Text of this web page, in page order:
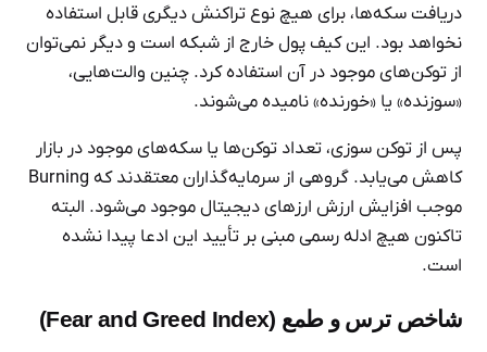
دریافت سکه‌ها، برای هیچ نوع تراکنش دیگری قابل ‌استفاده
نخواهد بود. این کیف پول خارج از شبکه است و دیگر نمی‌توان
از توکن‌های موجود در آن استفاده کرد. چنین والت‌هایی،
«سوزنده» یا «خورنده» نامیده می‌شوند.
پس از توکن سوزی، تعداد توکن‌ها یا سکه‌های موجود در بازار
کاهش می‌یابد. گروهی از سرمایه‌گذاران معتقدند که Burning
موجب افزایش ارزش ارزهای دیجیتال موجود می‌شود. البته
تاکنون هیچ ادله رسمی مبنی بر تأیید این ادعا پیدا نشده
است.
شاخص ترس و طمع (Fear and Greed Index)